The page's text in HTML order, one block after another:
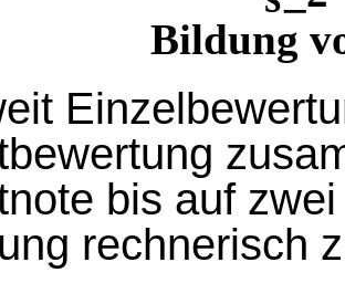
Bildung
bis auf
rechnerisch